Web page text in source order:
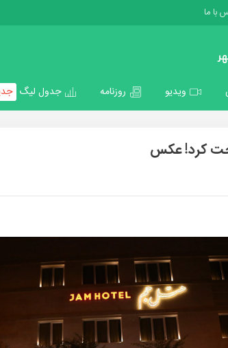
با ما
ویدیو روزنامه جدول لیگ
کرد! عکس